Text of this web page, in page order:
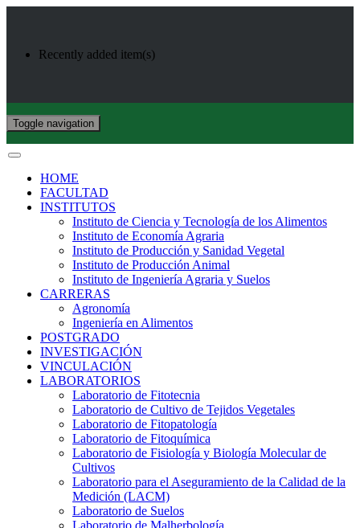
Recently added item(s)
Toggle navigation
HOME
FACULTAD
INSTITUTOS
Instituto de Ciencia y Tecnología de los Alimentos
Instituto de Economía Agraria
Instituto de Producción y Sanidad Vegetal
Instituto de Producción Animal
Instituto de Ingeniería Agraria y Suelos
CARRERAS
Agronomía
Ingeniería en Alimentos
POSTGRADO
INVESTIGACIÓN
VINCULACIÓN
LABORATORIOS
Laboratorio de Fitotecnia
Laboratorio de Cultivo de Tejidos Vegetales
Laboratorio de Fitopatología
Laboratorio de Fitoquímica
Laboratorio de Fisiología y Biología Molecular de
Cultivos
Laboratorio para el Aseguramiento de la Calidad de la
Medición (LACM)
Laboratorio de Suelos
Laboratorio de Malherbología